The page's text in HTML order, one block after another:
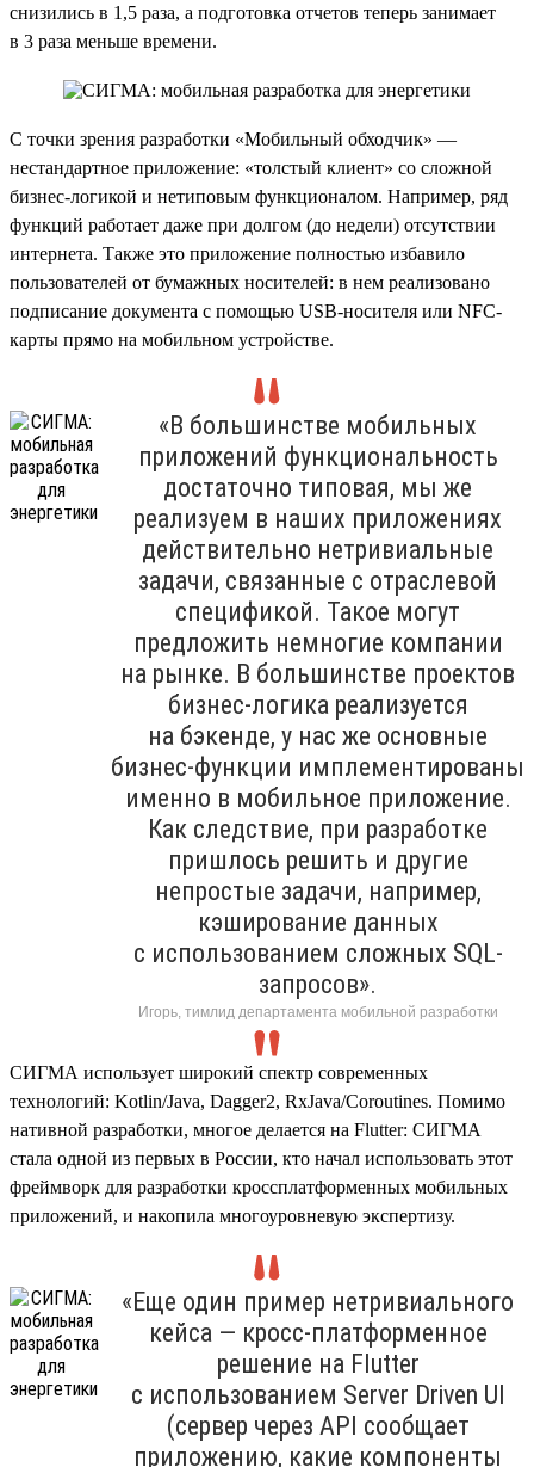
снизились в 1,5 раза, а подготовка отчетов теперь занимает
в 3 раза меньше времени.
С точки зрения разработки «Мобильный обходчик» —
нестандартное приложение: «толстый клиент» со сложной
бизнес-логикой и нетиповым функционалом. Например, ряд
функций работает даже при долгом (до недели) отсутствии
интернета. Также это приложение полностью избавило
пользователей от бумажных носителей: в нем реализовано
подписание документа с помощью USB-носителя или NFC-
карты прямо на мобильном устройстве.
«В большинстве мобильных
приложений функциональность
достаточно типовая, мы же
реализуем в наших приложениях
действительно нетривиальные
задачи, связанные с отраслевой
спецификой. Такое могут
предложить немногие компании
на рынке. В большинстве проектов
бизнес-логика реализуется
на бэкенде, у нас же основные
бизнес-функции имплементированы
именно в мобильное приложение.
Как следствие, при разработке
пришлось решить и другие
непростые задачи, например,
кэширование данных
с использованием сложных SQL-
запросов».
Игорь, тимлид департамента мобильной разработки
СИГМА использует широкий спектр современных
технологий: Kotlin/Java, Dagger2, RxJava/Coroutines. Помимо
нативной разработки, многое делается на Flutter: СИГМА
стала одной из первых в России, кто начал использовать этот
фреймворк для разработки кроссплатформенных мобильных
приложений, и накопила многоуровневую экспертизу.
«Еще один пример нетривиального
кейса — кросс-платформенное
решение на Flutter
с использованием Server Driven UI
(сервер через API сообщает
приложению, какие компоненты